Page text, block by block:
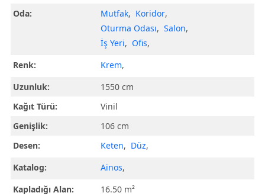
Oda: Mutfak, Koridor,
Oturma Odası, Salon,
İş Yeri, Ofis,
Renk:
Krem,
Uzunluk:
1550 cm
Kağıt Türü:
Vinil
Genişlik:
106 cm
Desen:
Keten, Düz,
Katalog:
Ainos,
Kapladığı Alan:
16.50 m²